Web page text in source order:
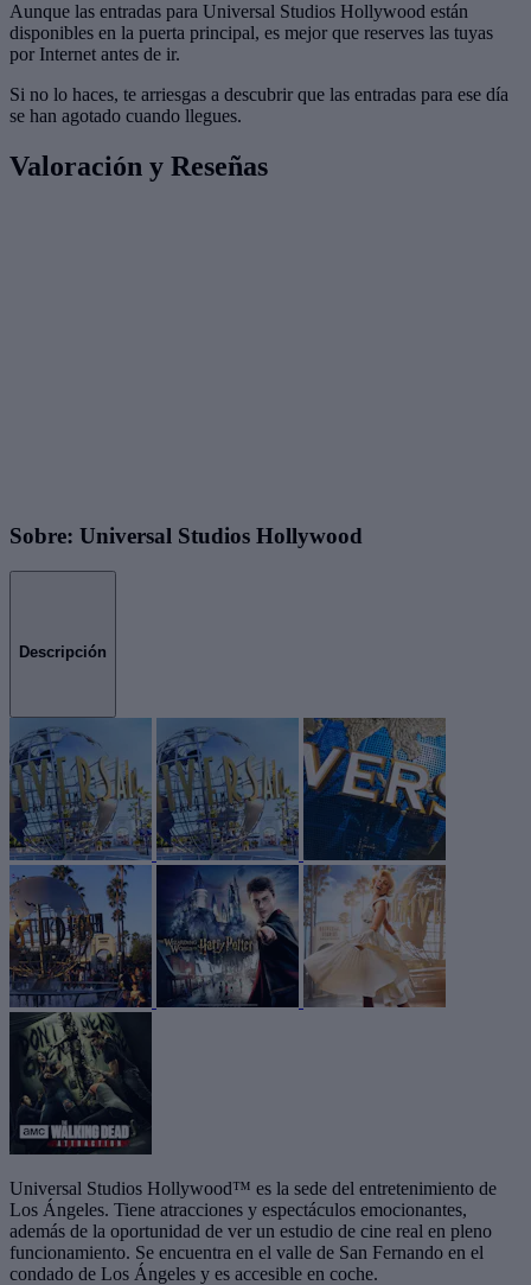
Aunque las entradas para Universal Studios Hollywood están
disponibles en la puerta principal, es mejor que reserves las tuyas
por Internet antes de ir.
Si no lo haces, te arriesgas a descubrir que las entradas para ese día
se han agotado cuando llegues.
Valoración y Reseñas
Sobre: Universal Studios Hollywood
Descripción
Universal Studios Hollywood™ es la sede del entretenimiento de
Los Ángeles. Tiene atracciones y espectáculos emocionantes,
además de la oportunidad de ver un estudio de cine real en pleno
funcionamiento. Se encuentra en el valle de San Fernando en el
condado de Los Ángeles y es accesible en coche.